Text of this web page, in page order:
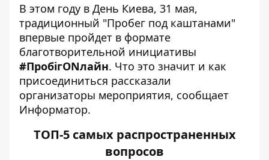
В этом году в День Киева, 31 мая,
традиционный "Пробег под каштанами"
впервые пройдет в формате
благотворительной инициативы
#ПробігONлайн. Что это значит и как
присоединиться рассказали
организаторы мероприятия, сообщает
Информатор.
ТОП-5 самых распространенных
вопросов